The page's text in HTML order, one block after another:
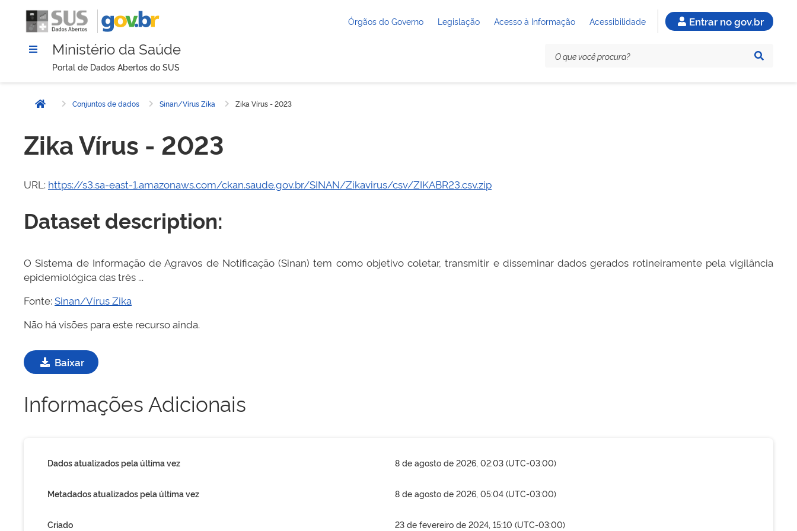
Órgãos do Governo Legislação Acesso à Informação Acessibilidade Entrar no gov.br
Ministério da Saúde
Portal de Dados Abertos do SUS
Página inicialConjuntos de dados Sinan/Vírus Zika Zika Vírus - 2023
Zika Vírus - 2023
URL: https://s3.sa-east-1.amazonaws.com/ckan.saude.gov.br/SINAN/Zikavirus/csv/ZIKABR23.csv.zip
Dataset description:
O Sistema de Informação de Agravos de Notificação (Sinan) tem como objetivo coletar, transmitir e disseminar dados gerados rotineiramente pela vigilância
epidemiológica das três ...
Fonte: Sinan/Vírus Zika
Não há visões para este recurso ainda.
Baixar
Informações Adicionais
Dados atualizados pela última vez 8 de agosto de 2026, 02:03 (UTC-03:00)
Metadados atualizados pela última vez 8 de agosto de 2026, 05:04 (UTC-03:00)
Criado 23 de fevereiro de 2024, 15:10 (UTC-03:00)